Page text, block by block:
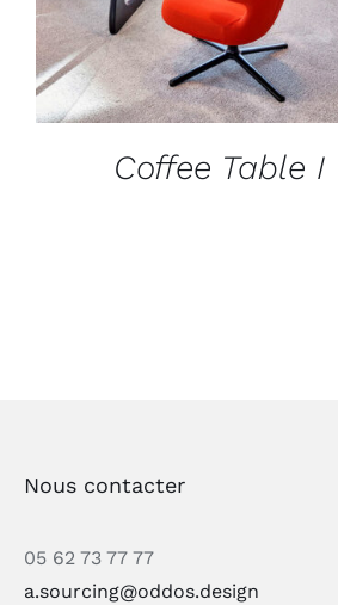
Coffee Table I
Nous contacter
05 62 73 77 77
a.sourcing@oddos.design